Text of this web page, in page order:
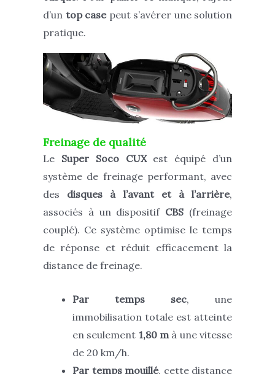
d’un top casepeut s’avérer une solution
pratique.
Freinage de qualité
Le Super Soco CUXest équipé d’un
système de freinage performant, avec
des disques à l’avant et à l’arrière,
associés à un dispositif CBS (freinage
couplé). Ce système optimise le temps
de réponse et réduit efficacement la
distance de freinage.
Par temps sec, une
immobilisation totale est atteinte
en seulement 1,80 m à une vitesse
de 20 km/h.
Par temps mouillé, cette distance